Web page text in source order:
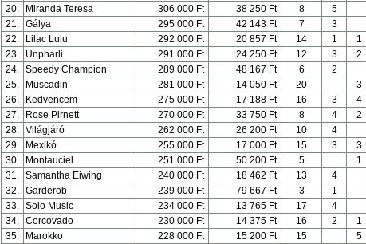
20. Miranda Teresa 306 000 Ft 38 250 Ft 8 5
21. Gálya 295 000 Ft 42 143 Ft 7 3
22.
Lilac Lulu 292 000 Ft 20 857 Ft 14 1 1
23. Unpharli 291 000 Ft 24 250 Ft 12 3 2
24. Speedy Champion 289 000 Ft 48 167 Ft 6 2
25. Muscadin 281 000 Ft 14 050 Ft 20 3
26. Kedvencem 275 000 Ft 17 188 Ft 16 3 4
27. Rose Pirnett 270 000 Ft 33 750 Ft 8 4 2
28. Világjáró 262 000 Ft 26 200 Ft 10 4
29. Mexikó 255 000 Ft 17 000 Ft 15 3 3
30. Montauciel 251 000 Ft 50 200 Ft 5 1
31. Samantha Eiwing 240 000 Ft 18 462 Ft 13 4
32. Garderob 239 000 Ft 79 667 Ft 3 1
33. Solo Music 234 000 Ft 13 765 Ft 17 4
34. Corcovado 230 000 Ft 14 375 Ft 16 2 1
35. Marokko 228 000 Ft 15 200 Ft 15 5